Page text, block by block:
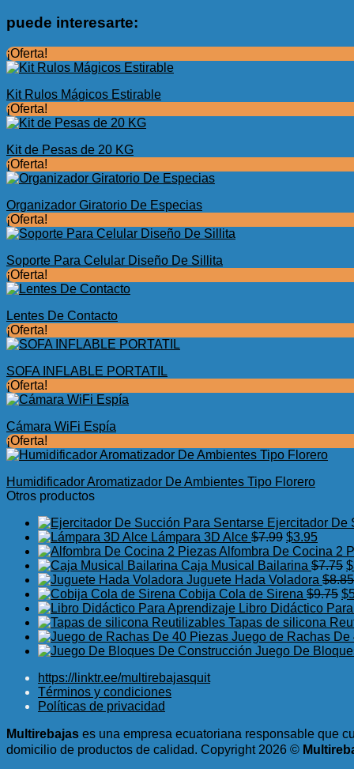
puede interesarte:
¡Oferta!
Kit Rulos Mágicos Estirable
¡Oferta!
Kit de Pesas de 20 KG
¡Oferta!
Organizador Giratorio De Especias
¡Oferta!
Soporte Para Celular Diseño De Sillita
¡Oferta!
Lentes De Contacto
¡Oferta!
SOFA INFLABLE PORTATIL
¡Oferta!
Cámara WiFi Espía
¡Oferta!
Humidificador Aromatizador De Ambientes Tipo Florero
Otros productos
Ejercitador De
Lámpara 3D Alce $7.99 El
precio
original
era:
$7.99.
$3.95El
precio
actual
es:
$3.95.
Alfombra De Cocina 2
Caja Musical Bailarina $7.75 $
Juguete Hada Voladora $8.85
Cobija Cola de Sirena $9.75 El
$
Libro Didáctico
Tapas de silicona
Juego de Rachas De
Juego De
https://linktr.ee/multirebajasquit
Términos y condiciones
Políticas de privacidad
Multirebajas es una empresa ecuatoriana responsable que
domicilio de productos de calidad. Copyright 2026 ©